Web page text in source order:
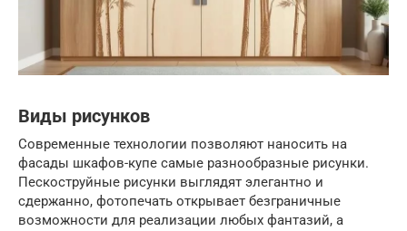
Виды рисунков
Современные технологии позволяют наносить на
фасады шкафов-купе самые разнообразные рисунки.
Пескоструйные рисунки выглядят элегантно и
сдержанно, фотопечать открывает безграничные
возможности для реализации любых фантазий, а